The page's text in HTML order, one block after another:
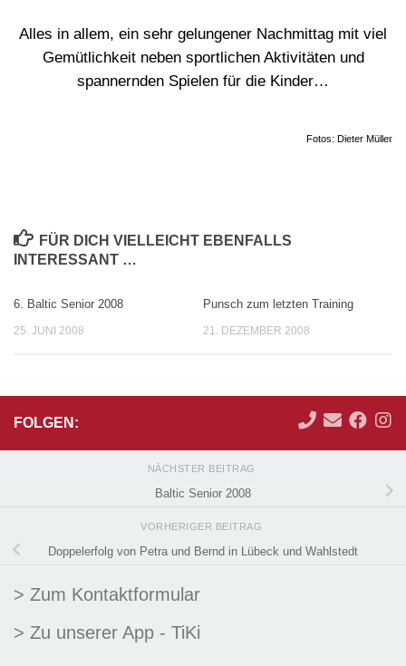
Alles in allem, ein sehr gelungener Nachmittag mit viel
Gemütlichkeit neben sportlichen Aktivitäten und
spannernden Spielen für die Kinder…
Fotos: Dieter Müller
FÜR DICH VIELLEICHT EBENFALLS
INTERESSANT …
6. Baltic Senior 2008
25. JUNI 2008
Punsch zum letzten Training
21. DEZEMBER 2008
FOLGEN:
NÄCHSTER BEITRAG
Baltic Senior 2008
VORHERIGER BEITRAG
Doppelerfolg von Petra und Bernd in Lübeck und Wahlstedt
> Zum Kontaktformular
> Zu unserer App - TiKi